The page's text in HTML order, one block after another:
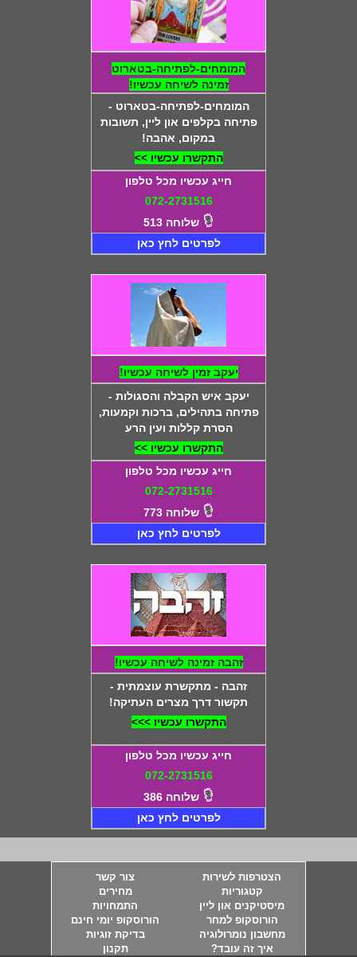
המומחים-לפתיחה-בטארוט
זמינה לשיחה עכשיו!
המומחים-לפתיחה-בטארוט -
פתיחה בקלפים און ליין, תשובות
במקום, אהבה!
התקשרו עכשיו >>
חייג עכשיו מכל טלפון
072-2731516
שלוחה 513
לפרטים לחץ כאן
יעקב זמין לשיחה עכשיו!
יעקב איש הקבלה והסגולות -
פתיחה בתהילים, ברכות וקמעות,
הסרת קללות ועין הרע
התקשרו עכשיו >>
חייג עכשיו מכל טלפון
072-2731516
שלוחה 773
לפרטים לחץ כאן
זהבה זמינה לשיחה עכשיו!
זהבה - מתקשרת עוצמתית -
תקשור דרך מצרים העתיקה!
התקשרו עכשיו >>>
חייג עכשיו מכל טלפון
072-2731516
שלוחה 386
לפרטים לחץ כאן
צור קשר
הצטרפות לשירות
מחירים
קטגוריות
התמחויות
מיסטיקנים און ליין
הורוסקופ יומי חינם
הורוסקופ למחר
בדיקת זוגיות
מחשבון נומרולוגיה
תקנון
איך זה עובד?